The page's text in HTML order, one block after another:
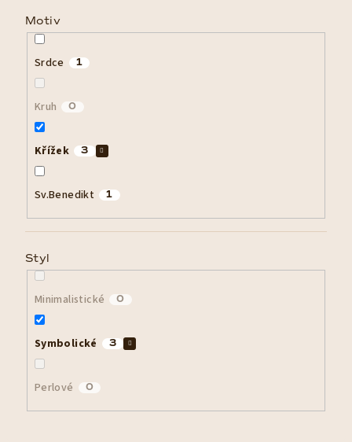
Motiv
Srdce 1
Kruh 0
Křížek 3
Sv.Benedikt 1
Styl
Minimalistické 0
Symbolické 3
Perlové 0